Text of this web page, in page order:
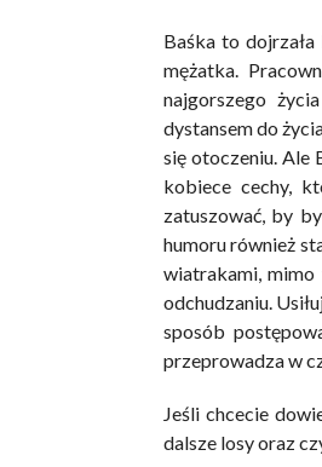
Baśka to
mężatka.
najgorszego
dystansem do
się otoczeniu. Ale
kobiece cechy,
zatuszować, by
humoru również
wiatrakami,
odchudzaniu.
sposób
przeprowadza w
Jeśli chcecie
dalsze losy oraz